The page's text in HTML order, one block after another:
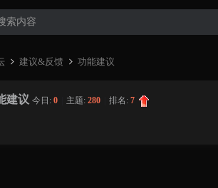
建议&反馈 功能建议
建议 今日:0 主题:280 排名:7